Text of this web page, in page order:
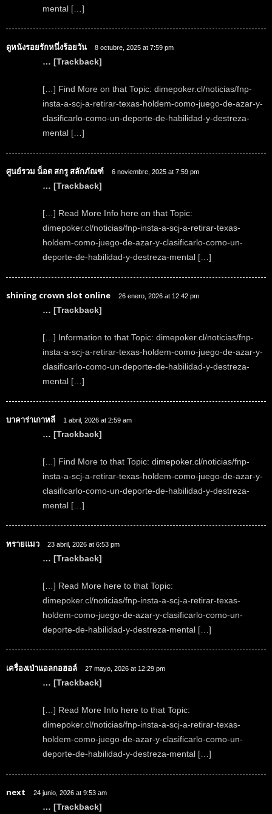
mental […]
ดูหนังรอยรักหนึ่งร้อยวัน 8 octubre, 2025 at 7:59 pm
… [Trackback]
[…] Find More on that Topic: dimepoker.cl/noticias/fnp-
insta-a-scj-a-retirar-texas-holdem-como-juego-de-azar-y-
clasificarlo-como-un-deporte-de-habilidad-y-destreza-
mental […]
ศูนย์รวม น็อต สกรู สลักภัณฑ์ 6 noviembre, 2025 at 7:59 pm
… [Trackback]
[…] Read More Info here on that Topic:
dimepoker.cl/noticias/fnp-insta-a-scj-a-retirar-texas-
holdem-como-juego-de-azar-y-clasificarlo-como-un-
deporte-de-habilidad-y-destreza-mental […]
shining crown slot online 26 enero, 2026 at 12:42 pm
… [Trackback]
[…] Information to that Topic: dimepoker.cl/noticias/fnp-
insta-a-scj-a-retirar-texas-holdem-como-juego-de-azar-y-
clasificarlo-como-un-deporte-de-habilidad-y-destreza-
mental […]
บาคาร่าเกาหลี 1 abril, 2026 at 2:59 am
… [Trackback]
[…] Find More to that Topic: dimepoker.cl/noticias/fnp-
insta-a-scj-a-retirar-texas-holdem-como-juego-de-azar-y-
clasificarlo-como-un-deporte-de-habilidad-y-destreza-
mental […]
ทรายแมว 23 abril, 2026 at 6:53 pm
… [Trackback]
[…] Read More here to that Topic:
dimepoker.cl/noticias/fnp-insta-a-scj-a-retirar-texas-
holdem-como-juego-de-azar-y-clasificarlo-como-un-
deporte-de-habilidad-y-destreza-mental […]
เครื่องเป่าแอลกอฮอล์ 27 mayo, 2026 at 12:29 pm
… [Trackback]
[…] Read More Info here to that Topic:
dimepoker.cl/noticias/fnp-insta-a-scj-a-retirar-texas-
holdem-como-juego-de-azar-y-clasificarlo-como-un-
deporte-de-habilidad-y-destreza-mental […]
next 24 junio, 2026 at 9:53 am
… [Trackback]